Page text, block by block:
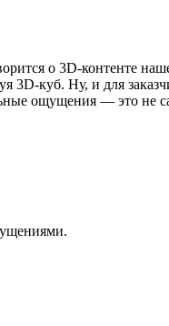
о 3D-контенте
куб. Ну, и для
ощущения — это не